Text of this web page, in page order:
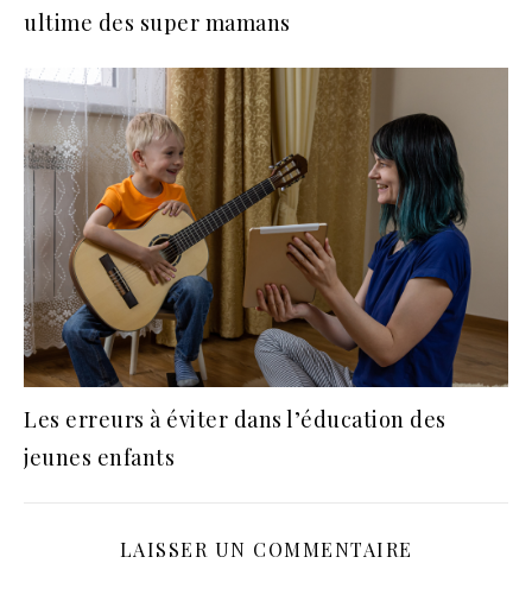
ultime des super mamans
Les erreurs à éviter dans l’éducation des
jeunes enfants
LAISSER UN COMMENTAIRE